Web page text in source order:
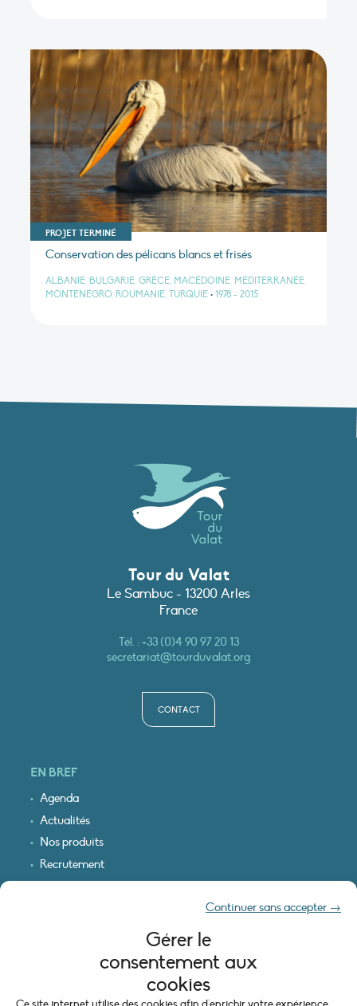
Gérer le
consentement aux
cookies
Continuer sans accepter →
PROJET TERMINÉ
Conservation des pélicans blancs et frisés
ALBANIE, BULGARIE, GRÈCE, MACÉDOINE, MÉDITERRANÉE,
MONTÉNÉGRO, ROUMANIE, TURQUIE • 1978 - 2015
Tour du Valat
Le Sambuc - 13200 Arles
France
Tél. :+33 (0)4 90 97 20 13
secretariat@tourduvalat.org
CONTACT
EN BREF
Agenda
Actualités
Nos produits
Recrutement
Recevoir nos infos
INFORMATIONS LÉGALES
Mentions légales